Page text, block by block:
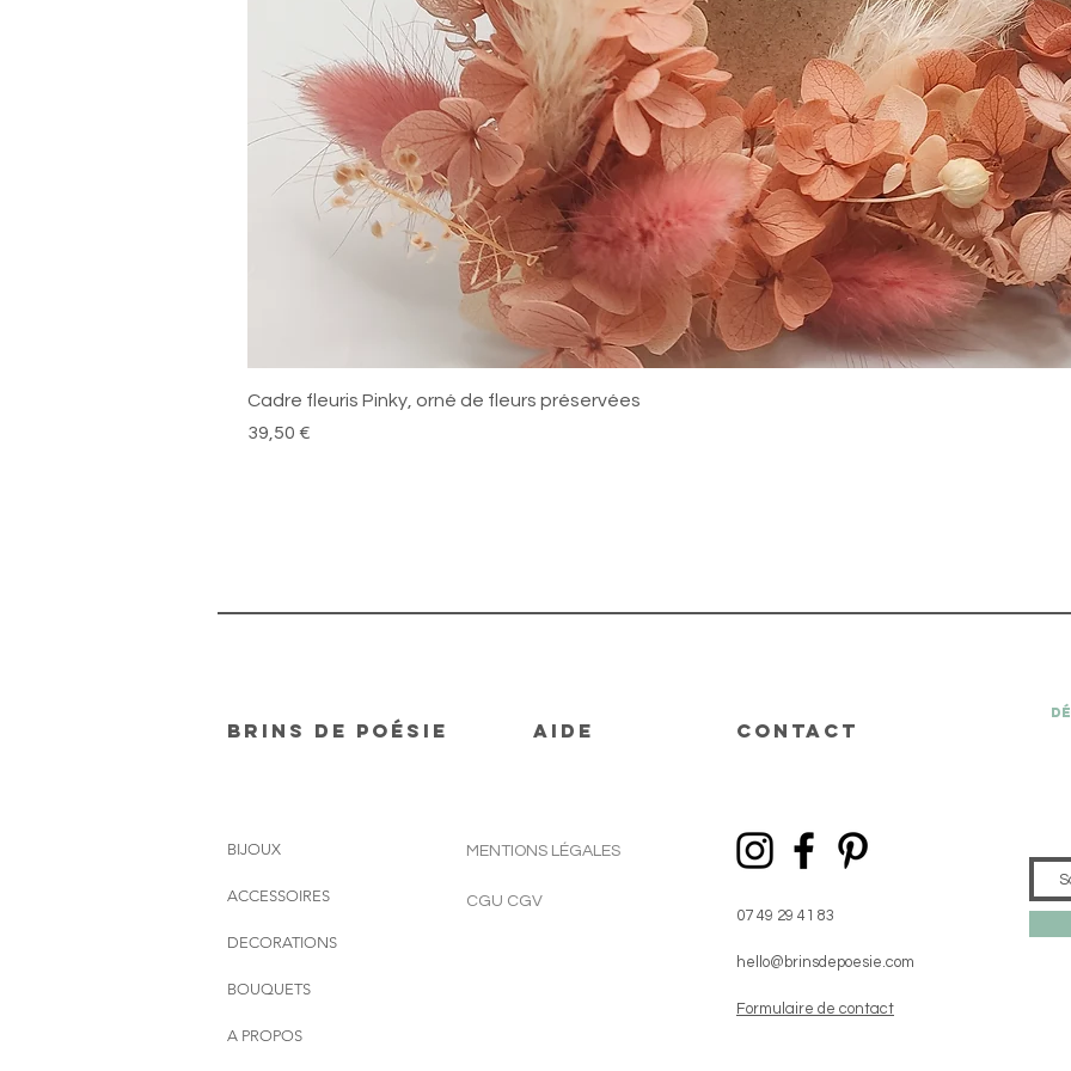
Cadre fleuris Pinky, orné de fleurs préservées
Prix
39,50 €
Brins de Poésie AIDE CONTACT
BIJOUX
ACCESSOIRES
DECORATIONS
BOUQUETS
A PROPOS
MENTIONS LÉGALES
CGU CGV
07 49 29 41 83
hello@brinsdepoesie.com
Formulaire de contact